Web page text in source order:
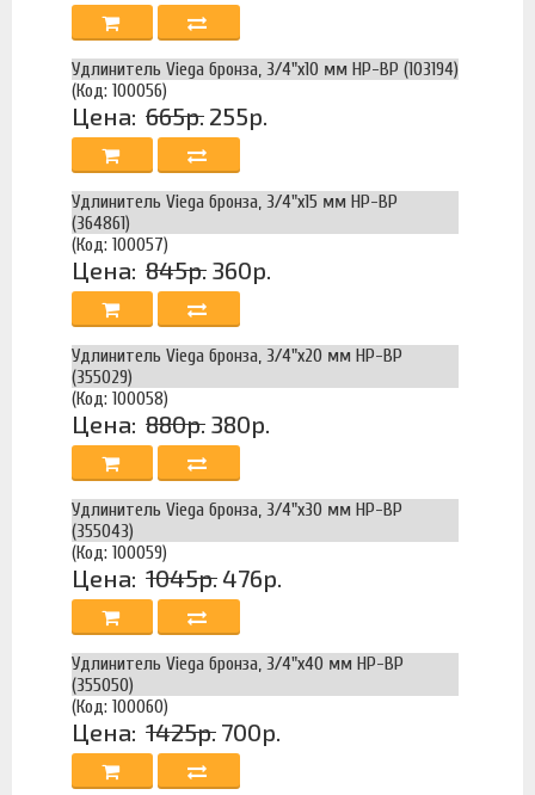
Удлинитель Viega бронза, 3/4"x10 мм НР-ВР (103194)
(Код: 100056)
Цена: 665р. 255р.
Удлинитель Viega бронза, 3/4"x15 мм НР-ВР
(364861)
(Код: 100057)
Цена: 845р. 360р.
Удлинитель Viega бронза, 3/4"x20 мм НР-ВР
(355029)
(Код: 100058)
Цена: 880р. 380р.
Удлинитель Viega бронза, 3/4"x30 мм НР-ВР
(355043)
(Код: 100059)
Цена: 1045р. 476р.
Удлинитель Viega бронза, 3/4"x40 мм НР-ВР
(355050)
(Код: 100060)
Цена: 1425р. 700р.